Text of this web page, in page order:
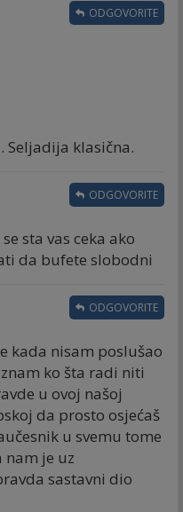
ODGOVORITE
Seljadija klasična.
sta vas ceka ako
da bufete slobodni
ODGOVORITE
kada nisam poslušao
ko šta radi niti
u ovoj našoj
da prosto osjećaš
u svemu tome
nam je uz
sastavni dio
ODGOVORITE